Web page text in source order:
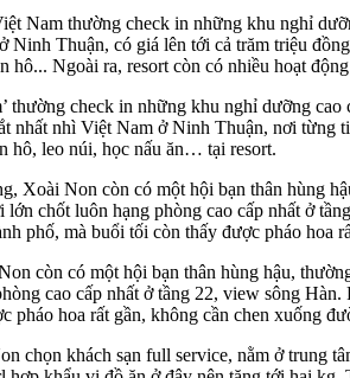
thường check in những khu nghỉ dưỡng
nhất nhì Việt Nam ở Ninh Thuận, nơi từng
hô, leo núi, học nấu ăn… tại resort.
còn có một hội bạn thân hùng hậu,
cao cấp nhất ở tầng 22, view sông
pháo hoa rất gần, không cần chen xuống